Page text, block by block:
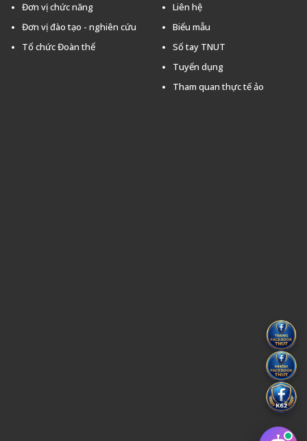
Đơn vị chức năng
Đơn vị đào tạo - nghiên cứu
Tổ chức Đoàn thể
Liên hệ
Biểu mẫu
Sổ tay TNUT
Tuyển dụng
Tham quan thực tế ảo